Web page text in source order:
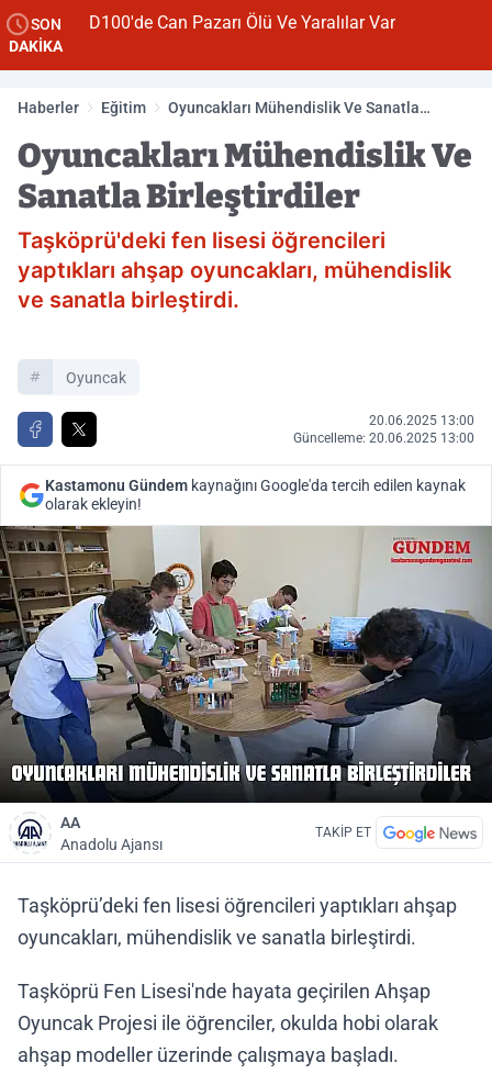
SON
DAKİKA
D100'de Can Pazarı Ölü Ve Yaralılar Var
Haberler Eğitim
Oyuncakları Mühendislik Ve Sanatla
Oyuncakları Mühendislik Ve
Sanatla Birleştirdiler
Taşköprü'deki fen lisesi öğrencileri
yaptıkları ahşap oyuncakları, mühendislik
ve sanatla birleştirdi.
Oyuncak
20.06.2025 13:00
Güncelleme: 20.06.2025 13:00
Kastamonu Gündem kaynağını Google'da tercih edilen kaynak
olarak ekleyin!
AA
Anadolu Ajansı
TAKİP ET
Taşköprü’deki fen lisesi öğrencileri yaptıkları ahşap
oyuncakları, mühendislik ve sanatla birleştirdi.
Taşköprü Fen Lisesi'nde hayata geçirilen Ahşap
Oyuncak Projesi ile öğrenciler, okulda hobi olarak
ahşap modeller üzerinde çalışmaya başladı.